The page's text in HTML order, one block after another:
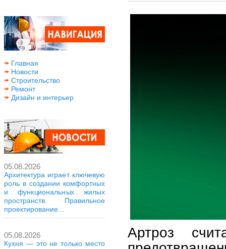
Главная
Новости
Строительство
Ремонт
Дизайн и интерьер
05.08.2026
Архитектура играет ключевую
роль в создании комфортных
и функциональных жилых
пространств. Правильное
проектирование...
05.08.2026
Кухня — это не только место
Артроз